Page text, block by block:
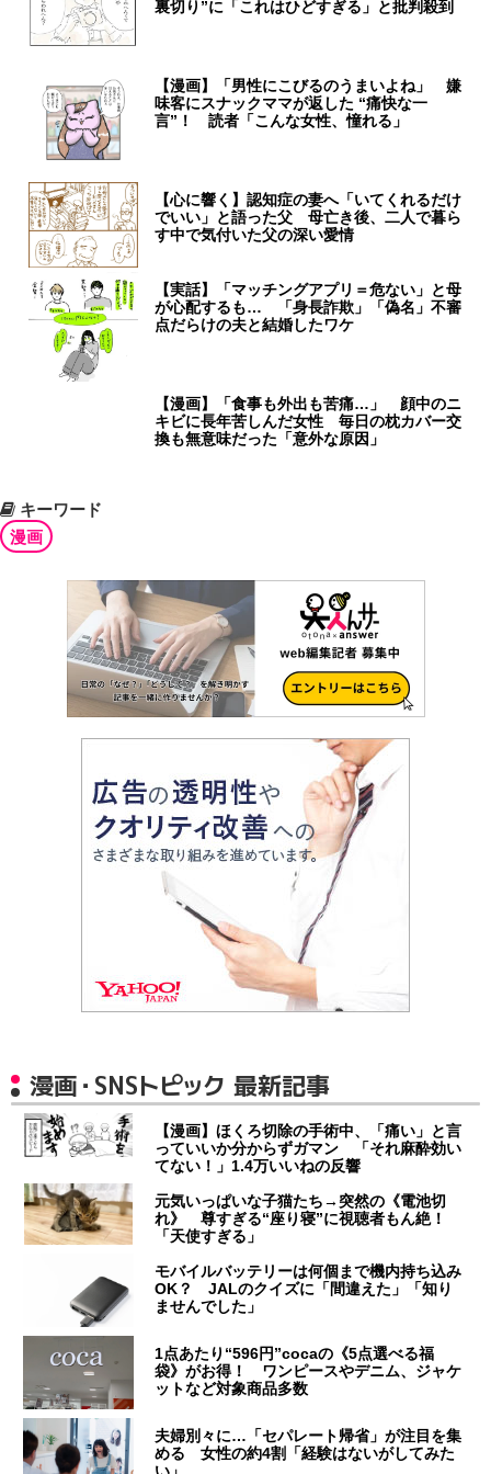
裏切り”に「これはひどすぎる」と批判殺到
【漫画】「男性にこびるのうまいよね」 嫌
味客にスナックママが返した “痛快な一
言”！ 読者「こんな女性、憧れる」
【心に響く】認知症の妻へ「いてくれるだけ
でいい」と語った父 母亡き後、二人で暮ら
す中で気付いた父の深い愛情
【実話】「マッチングアプリ＝危ない」と母
が心配するも… 「身長詐欺」「偽名」不審
点だらけの夫と結婚したワケ
【漫画】「食事も外出も苦痛…」 顔中のニ
キビに長年苦しんだ女性 毎日の枕カバー交
換も無意味だった「意外な原因」
キーワード
漫画
漫画・SNSトピック 最新記事
【漫画】ほくろ切除の手術中、「痛い」と言
っていいか分からずガマン 「それ麻酔効い
てない！」1.4万いいねの反響
元気いっぱいな子猫たち→突然の《電池切
れ》 尊すぎる“座り寝”に視聴者もん絶！
「天使すぎる」
モバイルバッテリーは何個まで機内持ち込み
OK？ JALのクイズに「間違えた」「知り
ませんでした」
1点あたり“596円”cocaの《5点選べる福
袋》がお得！ ワンピースやデニム、ジャケ
ットなど対象商品多数
夫婦別々に…「セパレート帰省」が注目を集
める 女性の約4割「経験はないがしてみた